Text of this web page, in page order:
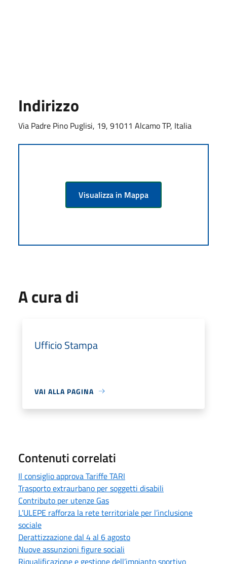
Indirizzo
Via Padre Pino Puglisi, 19, 91011 Alcamo TP, Italia
Visualizza in Mappa
A cura di
Ufficio Stampa
VAI ALLA PAGINA
Contenuti correlati
Il consiglio approva Tariffe TARI
Trasporto extraurbano per soggetti disabili
Contributo per utenze Gas
L’ULEPE rafforza la rete territoriale per l’inclusione
sociale
Derattizzazione dal 4 al 6 agosto
Nuove assunzioni figure sociali
Riqualificazione e gestione dell’impianto sportivo